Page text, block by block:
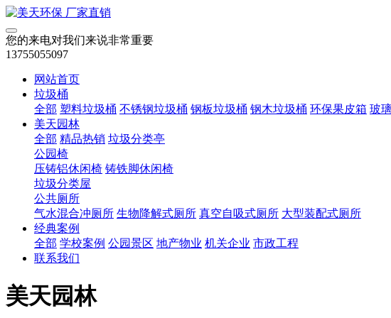
您的来电对我们来说非常重要
13755055097
网站首页
垃圾桶
全部 塑料垃圾桶 不锈钢垃圾桶 钢板垃圾桶 钢木垃圾桶 环保果皮箱 玻
美天园林
全部 精品热销 垃圾分类亭
公园椅
压铸铝休闲椅 铸铁脚休闲椅
垃圾分类屋
公共厕所
气水混合冲厕所 生物降解式厕所 真空自吸式厕所 大型装配式厕所
经典案例
全部 学校案例 公园景区 地产物业 机关企业 市政工程
联系我们
美天园林